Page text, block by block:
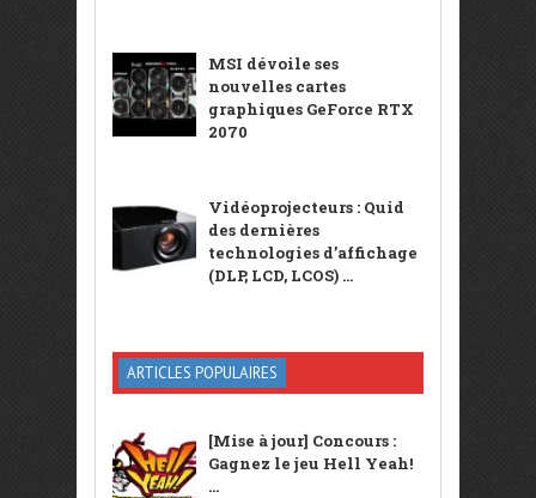
MSI dévoile ses
nouvelles cartes
graphiques GeForce RTX
2070
Vidéoprojecteurs : Quid
des dernières
technologies d’affichage
(DLP, LCD, LCOS) ...
ARTICLES POPULAIRES
[Mise à jour] Concours :
Gagnez le jeu Hell Yeah!
...